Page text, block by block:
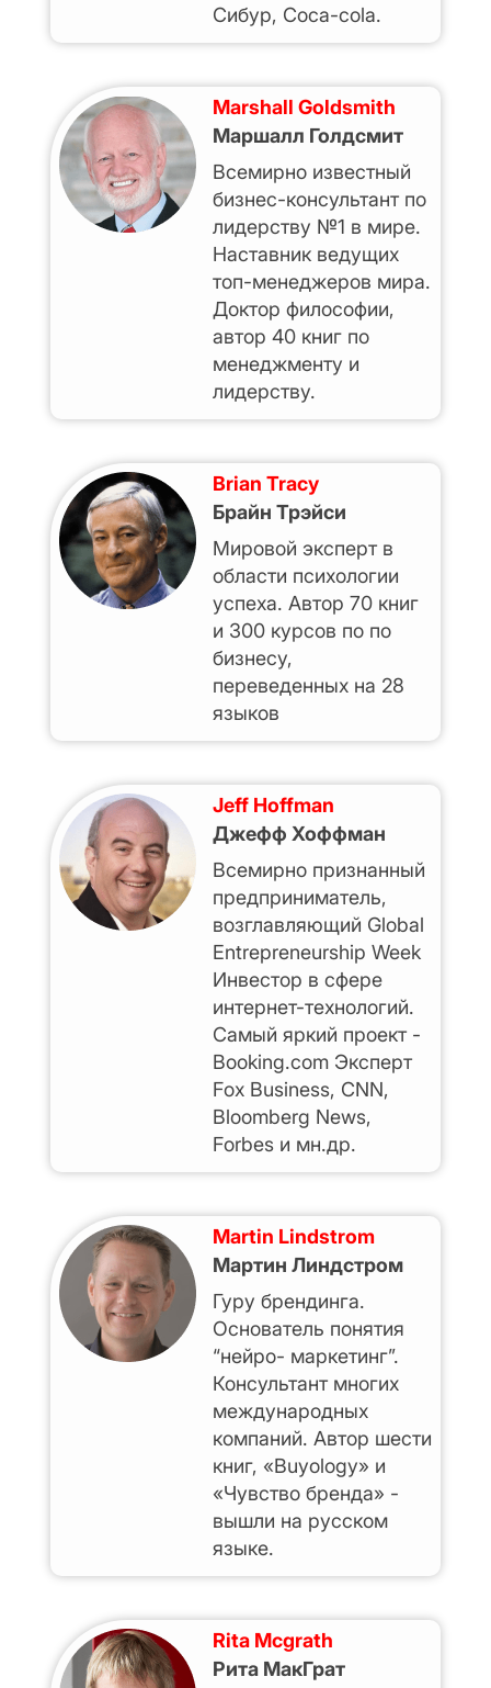
Сибур, Coca-cola.
Marshall Goldsmith
Маршалл Голдсмит
Всемирно известный
бизнес-консультант по
лидерству №1 в мире.
Наставник ведущих
топ-менеджеров мира.
Доктор философии,
автор 40 книг по
менеджменту и
лидерству.
Brian Tracy
Брайн Трэйси
Мировой эксперт в
области психологии
успеха. Автор 70 книг
и 300 курсов по по
бизнесу,
переведенных на 28
языков
Jeff Hoffman
Джефф Хоффман
Всемирно признанный
предприниматель,
возглавляющий Global
Entrepreneurship Week
Инвестор в сфере
интернет-технологий.
Самый яркий проект -
Booking.com Эксперт
Fox Business, CNN,
Bloomberg News,
Forbes и мн.др.
Martin Lindstrom
Мартин Линдстром
Гуру брендинга.
Основатель понятия
“нейро- маркетинг”.
Консультант многих
международных
компаний. Автор шести
книг, «Buyology» и
«Чувство бренда» -
вышли на русском
языке.
Rita Mcgrath
Рита МакГрат